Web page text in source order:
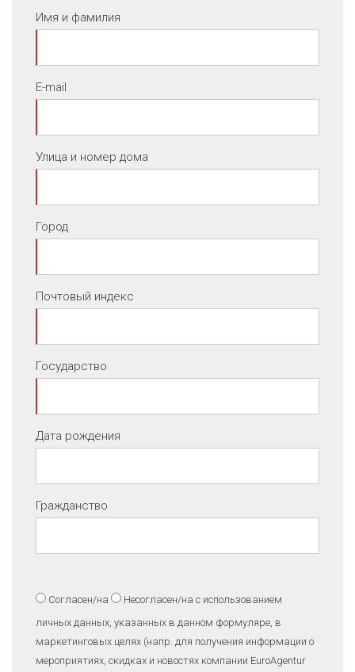
Имя и фамилия
E-mail
Улица и номер дома
Город
Почтовый индекс
Государство
Дата рождения
Гражданство
Согласен/на Несогласен/на с использованием
личных данных, указанных в данном формуляре, в
маркетинговых целях (напр. для получения информации о
мероприятиях, скидках и новостях компании EuroAgentur